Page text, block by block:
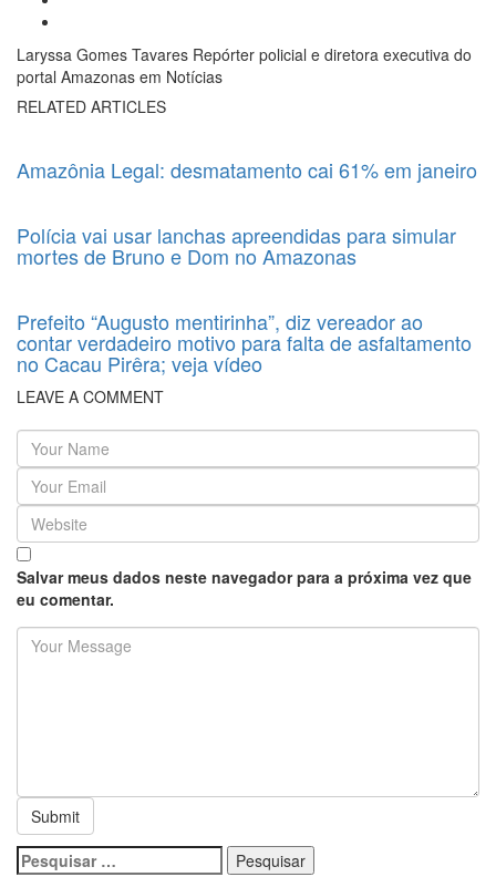
Laryssa Gomes Tavares Repórter policial e diretora executiva do
portal Amazonas em Notícias
RELATED ARTICLES
Amazônia Legal: desmatamento cai 61% em janeiro
Polícia vai usar lanchas apreendidas para simular
mortes de Bruno e Dom no Amazonas
Prefeito “Augusto mentirinha”, diz vereador ao
contar verdadeiro motivo para falta de asfaltamento
no Cacau Pirêra; veja vídeo
LEAVE A COMMENT
Salvar meus dados neste navegador para a próxima vez que
eu comentar.
Pesquisar